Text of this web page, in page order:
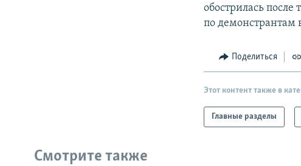
обострилась
по демонстрантам
Поделиться
Этот контент также в
Главные разделы
Смотрите также